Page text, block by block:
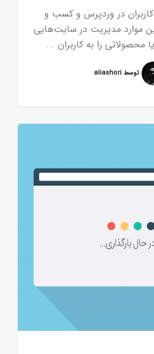
در وردپرس و کسب‌ و
موارد مدیریت در سایت‌هایی
را به کاربران ...
توسط aliashori